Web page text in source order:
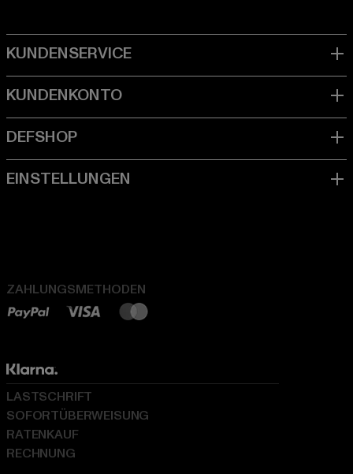
ZAHLUNGSMETHODEN
LASTSCHRIFT
SOFORTÜBERWEISUNG
RATENKAUF
RECHNUNG